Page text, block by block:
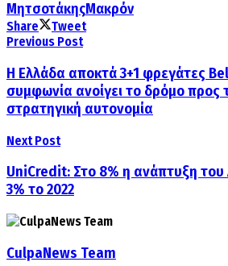
ΜητσοτάκηςΜακρόν
Share
Tweet
Previous Post
Η Ελλάδα αποκτά 3+1 φρεγάτες
συμφωνία ανοίγει το δρόμο προς
στρατηγική αυτονομία
Next Post
UniCredit: Στο 8% η ανάπτυξη του
3% το 2022
CulpaNews Team